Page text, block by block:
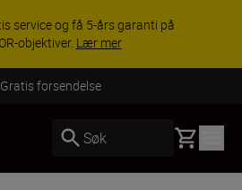
ACCESSORY SAVINGS | Få 15
utvalgt tilbehør, gjør fotoutstyret
Gratis forsendelse
Søk Basket